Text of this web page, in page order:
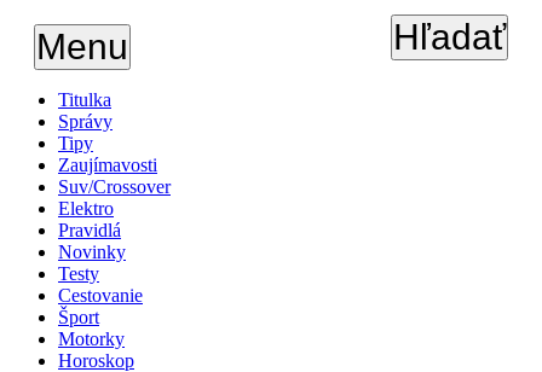
Menu Hľadať
Titulka
Správy
Tipy
Zaujímavosti
Suv/Crossover
Elektro
Pravidlá
Novinky
Testy
Cestovanie
Šport
Motorky
Horoskop